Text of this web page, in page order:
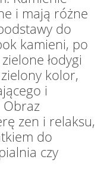
i mają różne
do
kamieni, po
łodygi
kolor,
i
zen i relaksu,
do
czy